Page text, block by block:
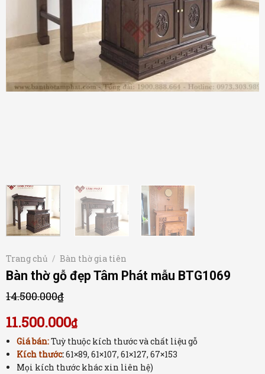
Trang chủ / Bàn thờ gia tiên
Bàn thờ gỗ đẹp Tâm Phát mẫu BTG1069
14.500.000₫
11.500.000₫
Giá bán:Tuỳ thuộc kích thước và chất liệu gỗ
Kích thước:61×89, 61×107, 61×127, 67×153
Mọi kích thước khác xin liên hệ)